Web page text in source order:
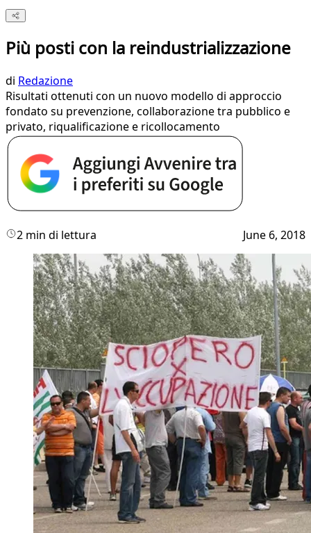
Più posti con la reindustrializzazione
di Redazione
Risultati ottenuti con un nuovo modello di approccio
fondato su prevenzione, collaborazione tra pubblico e
privato, riqualificazione e ricollocamento
2 min di lettura June 6, 2018